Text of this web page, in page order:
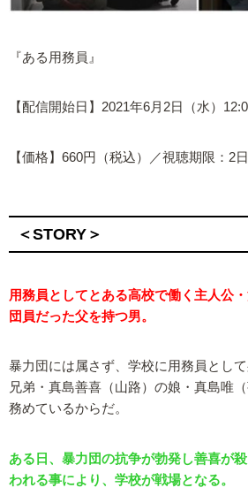
『ある用務員』
【配信開始日】2021年6月2日（水）
【価格】660円（税込）／視聴期限：2
＜STORY＞
用務員としてとある高校で働く主人公
団員だった父を持つ男。
暴力団には属さず、学校に用務員とし
兄弟・真島善喜（山路）の娘・真島唯
務めているからだ。
ある日、暴力団の抗争が勃発し善喜が
われる事により、学校が戦場となる。